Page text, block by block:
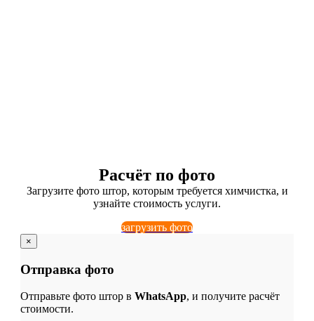
Расчёт по фото
Загрузите фото штор, которым требуется химчистка, и
узнайте стоимость услуги.
загрузить фото
×
Отправка фото
Отправьте фото штор в WhatsApp, и получите расчёт
стоимости.